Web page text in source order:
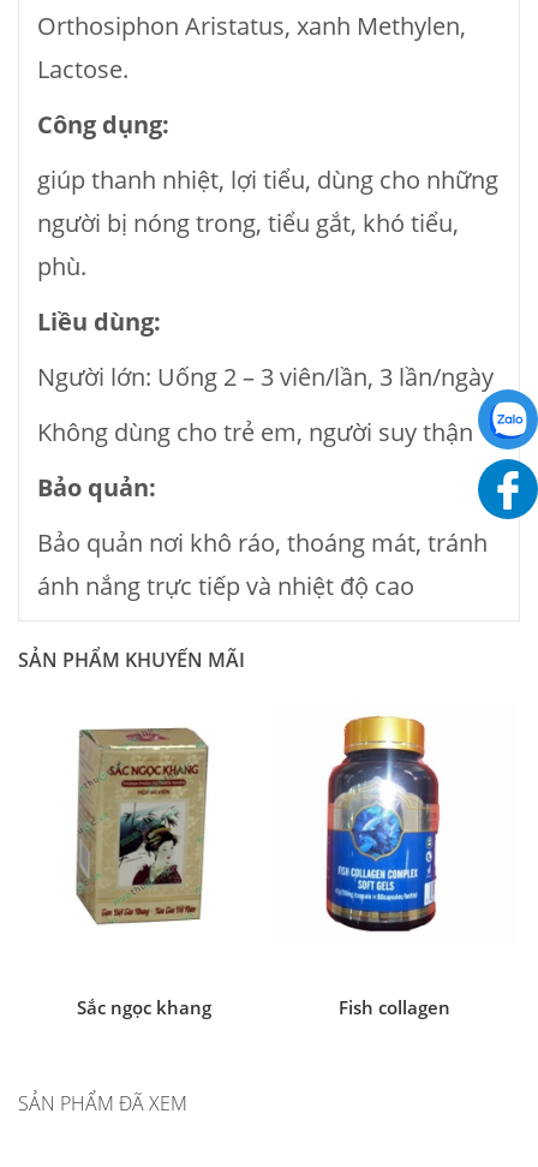
Orthosiphon Aristatus, xanh Methylen,
Lactose.
Công dụng:
giúp thanh nhiệt, lợi tiểu, dùng cho những
người bị nóng trong, tiểu gắt, khó tiểu,
phù.
Liều dùng:
Người lớn: Uống 2 – 3 viên/lần, 3 lần/ngày
Không dùng cho trẻ em, người suy thận
Bảo quản:
Bảo quản nơi khô ráo, thoáng mát, tránh
ánh nắng trực tiếp và nhiệt độ cao
SẢN PHẨM KHUYẾN MÃI
Sắc ngọc khang Fish collagen
SẢN PHẨM ĐÃ XEM